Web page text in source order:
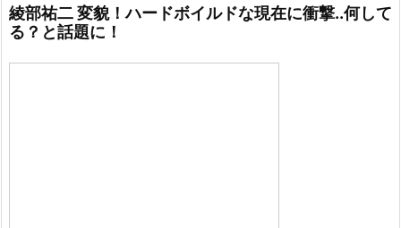
綾部祐二 変貌！ハードボイルドな現在に衝撃..何して
る？と話題に！